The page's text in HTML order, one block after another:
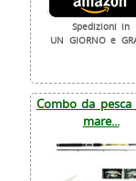
Spedizioni in
UN GIORNO e
Combo da
mare...